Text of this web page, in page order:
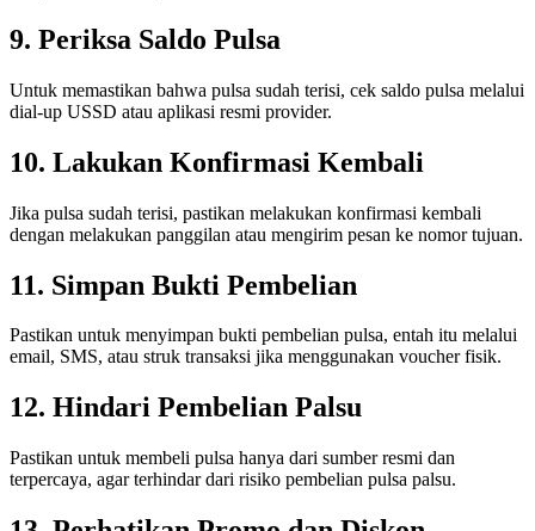
9. Periksa Saldo Pulsa
Untuk memastikan bahwa pulsa sudah terisi, cek saldo pulsa melalui
dial-up USSD atau aplikasi resmi provider.
10. Lakukan Konfirmasi Kembali
Jika pulsa sudah terisi, pastikan melakukan konfirmasi kembali
dengan melakukan panggilan atau mengirim pesan ke nomor tujuan.
11. Simpan Bukti Pembelian
Pastikan untuk menyimpan bukti pembelian pulsa, entah itu melalui
email, SMS, atau struk transaksi jika menggunakan voucher fisik.
12. Hindari Pembelian Palsu
Pastikan untuk membeli pulsa hanya dari sumber resmi dan
terpercaya, agar terhindar dari risiko pembelian pulsa palsu.